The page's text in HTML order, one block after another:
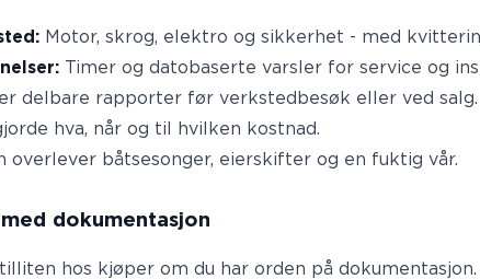
Motor, skrog, elektro og sikkerhet - med
Timer og datobaserte varsler for service og
delbare rapporter før verkstedbesøk eller ved salg.
hva, når og til hvilken kostnad.
overlever båtsesonger, eierskifter og en fuktig vår.
dokumentasjon
hos kjøper om du har orden på